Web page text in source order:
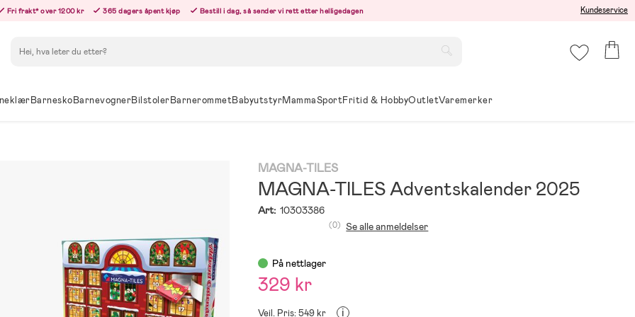
Fri frakt* over 1200 kr 365 dagers åpent kjøp Bestill i dag, så sender vi rett etter helligedagen Kundeservice
BarneskoBarnevognerBilstolerBarnerommetBabyutstyrMammaSportFritid & HobbyOutletVaremerker
MAGNA-TILES
MAGNA-TILES Adventskalender 2025
Art: 10303386
(0) Se alle anmeldelser
På nettlager
329 kr
Veil. Pris: 549 kr i